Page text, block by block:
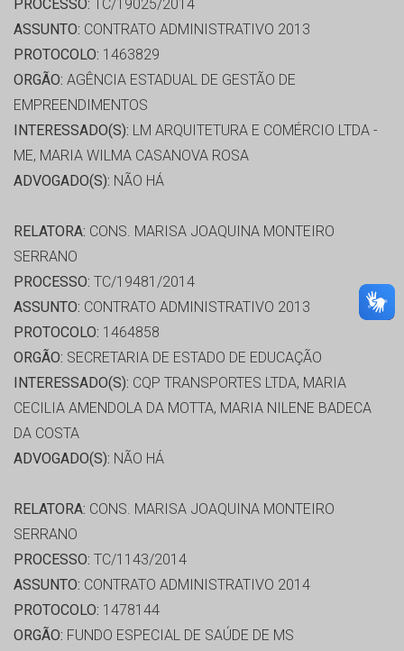
PROCESSO: TC/19025/2014
ASSUNTO: CONTRATO ADMINISTRATIVO 2013
PROTOCOLO: 1463829
ORGÃO: AGÊNCIA ESTADUAL DE GESTÃO DE
EMPREENDIMENTOS
INTERESSADO(S): LM ARQUITETURA E COMÉRCIO LTDA -
ME, MARIA WILMA CASANOVA ROSA
ADVOGADO(S): NÃO HÁ
RELATORA: CONS. MARISA JOAQUINA MONTEIRO
SERRANO
PROCESSO: TC/19481/2014
ASSUNTO: CONTRATO ADMINISTRATIVO 2013
PROTOCOLO: 1464858
ORGÃO: SECRETARIA DE ESTADO DE EDUCAÇÃO
INTERESSADO(S): CQP TRANSPORTES LTDA, MARIA
CECILIA AMENDOLA DA MOTTA, MARIA NILENE BADECA
DA COSTA
ADVOGADO(S): NÃO HÁ
RELATORA: CONS. MARISA JOAQUINA MONTEIRO
SERRANO
PROCESSO: TC/1143/2014
ASSUNTO: CONTRATO ADMINISTRATIVO 2014
PROTOCOLO: 1478144
ORGÃO: FUNDO ESPECIAL DE SAÚDE DE MS